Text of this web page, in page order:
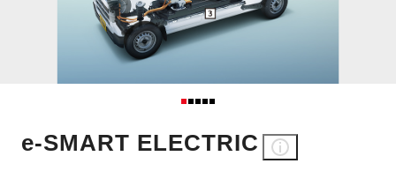
e-SMART ELECTRIC